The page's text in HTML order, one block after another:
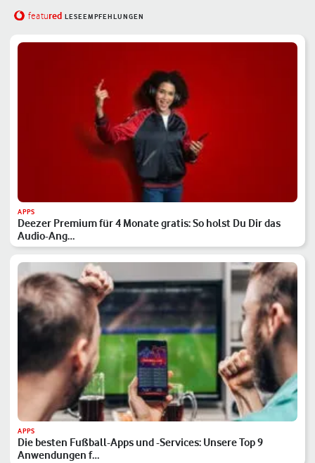
featured LESEEMPFEHLUNGEN
APPS
Deezer Premium für 4 Monate gratis: So holst Du Dir das
Audio-Ang…
APPS
Die besten Fußball-Apps und -Services: Unsere Top 9
Anwendungen f…